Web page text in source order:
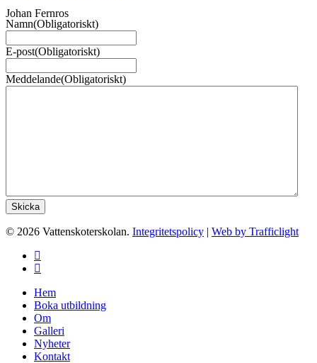
Johan Fernros
Namn(Obligatoriskt)
E-post(Obligatoriskt)
Meddelande(Obligatoriskt)
© 2026 Vattenskoterskolan. Integritetspolicy | Web by Trafficlight
facebook
instagram
Close
Menu
Hem
Boka utbildning
Om
Galleri
Nyheter
Kontakt